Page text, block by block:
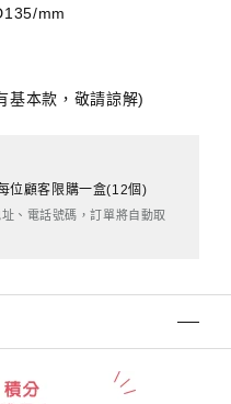
mm
基本款，敬請諒解)
位顧客限購一盒(12個)
、電話號碼，訂單將自動取